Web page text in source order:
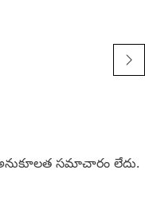
సమాచారం లేదు.